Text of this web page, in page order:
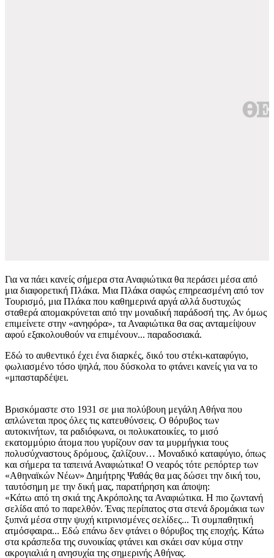
Για να πάει κανείς σήμερα στα Αναφιώτικα θα περάσει μέσα από
μια διαφορετική Πλάκα. Μια Πλάκα σαφώς επηρεασμένη από τον
Τουρισμό, μια Πλάκα που καθημερινά αργά αλλά δυστυχώς
σταθερά απομακρύνεται από την μοναδική παράδοσή της. Αν όμως
επιμείνετε στην «ανηφόρα», τα Αναφιώτικα θα σας ανταμείψουν
αφού εξακολουθούν να επιμένουν... παραδοσιακά.
Εδώ το αυθεντικό έχει ένα διαρκές, δικό του στέκι-καταφύγιο,
φωλιασμένο τόσο ψηλά, που δύσκολα το φτάνει κανείς για να το
«μπασταρδέψει.
Βρισκόμαστε στο 1931 σε μια πολύβουη μεγάλη Αθήνα που
απλώνεται προς όλες τις κατευθύνσεις. Ο θόρυβος των
αυτοκινήτων, τα ραδιόφωνα, οι πολυκατοικίες, το μισό
εκατομμύριο άτομα που γυρίζουν σαν τα μυρμήγκια τους
πολυσύχναστους δρόμους, ζαλίζουν… Μοναδικό καταφύγιο, όπως
και σήμερα τα ταπεινά Αναφιώτικα! Ο νεαρός τότε ρεπόρτερ των
«Αθηναϊκών Νέων» Δημήτρης Ψαθάς θα μας δώσει την δική του,
ταυτόσημη με την δική μας, παρατήρηση και άποψη:
«Κάτω από τη σκιά της Ακρόπολης τα Αναφιώτικα. Η πιο ζωντανή
σελίδα από το παρελθόν. Ένας περίπατος στα στενά δρομάκια των
ξυπνά μέσα στην ψυχή κιτρινισμένες σελίδες... Τι συμπαθητική
ατμόσφαιρα... Εδώ επάνω δεν φτάνει ο θόρυβος της εποχής. Κάτω
στα κράσπεδα της συνοικίας φτάνει και σκάει σαν κύμα στην
ακρογιαλιά η ανησυχία της σημερινής Αθήνας.